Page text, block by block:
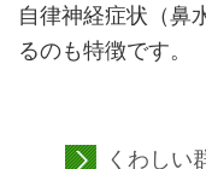
自律神経症状（鼻
るのも特徴です。
くわしい